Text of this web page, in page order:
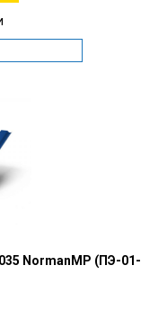
NormanMP (ПЭ-01-